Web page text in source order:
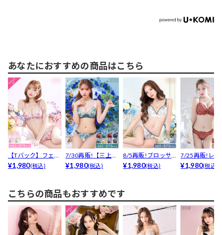
あなたにおすすめの商品はこちら
【Tバック】フェア
リーアネモネブル
¥1,980(税込)
7/30再販!【三上悠
亜着用】ゴージャ...
¥1,980(税込)
8/5再販!ブロッサ
ムギャザーレース
¥1,980(税込)
7/25再販!レー
スカラップブ
¥1,980(税込)
こちらの商品もおすすめです